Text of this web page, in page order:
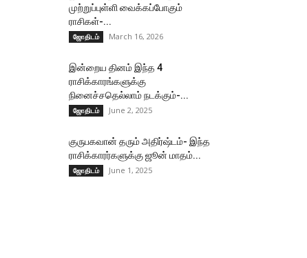
முற்றுப்புள்ளி வைக்கப்போகும்
ராசிகள்-...
ஜோதிடம் March 16, 2026
இன்றைய தினம் இந்த 4
ராசிக்காரங்களுக்கு
நினைச்சதெல்லாம் நடக்கும்-...
ஜோதிடம் June 2, 2025
குருபகவான் தரும் அதிர்ஷ்டம்- இந்த
ராசிக்காரர்களுக்கு ஜூன் மாதம்...
ஜோதிடம் June 1, 2025